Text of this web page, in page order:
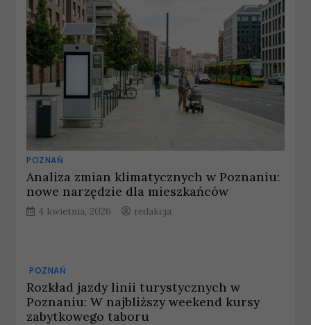
POZNAŃ
Analiza zmian klimatycznych w Poznaniu:
nowe narzędzie dla mieszkańców
4 kwietnia, 2026 redakcja
POZNAŃ
Rozkład jazdy linii turystycznych w
Poznaniu: W najbliższy weekend kursy
zabytkowego taboru